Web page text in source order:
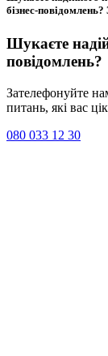
бізнес-повідомлень?
Шукаєте
повідомлень?
Зателефонуйте
питань, які вас
080 033 12 30